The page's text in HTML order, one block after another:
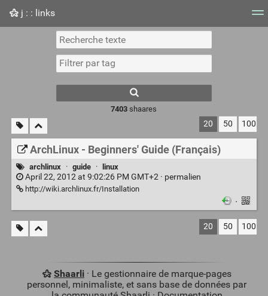
j : : links
Nuage de tags Mur d'images
7403 shaares
20 50 100
ArchLinux - Beginners' Guide (Français)
archlinux · guide · linux
April 22, 2012 at 9:02:26 PM GMT+2 · permalien
http://wiki.archlinux.fr/Installation
·
20 50 100
Shaarli· Le gestionnaire de marque-pages
personnel, minimaliste, et sans base de données par